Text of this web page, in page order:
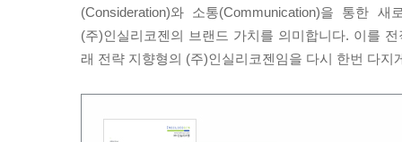
(Consideration)와 소통(Communication)을 통한 새
(주)인실리코젠의 브랜드 가치를 의미합니다. 이를
래 전략 지향형의 (주)인실리코젠임을 다시 한번 다지